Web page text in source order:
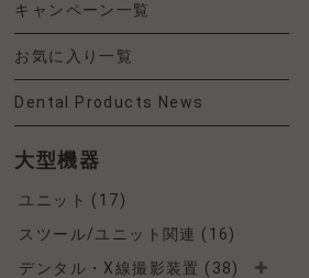
キャンペーン一覧
お気に入り一覧
Dental Products News
大型機器
ユニット (17)
スツール/ユニット関連 (16)
デンタル・X線撮影装置 (38)